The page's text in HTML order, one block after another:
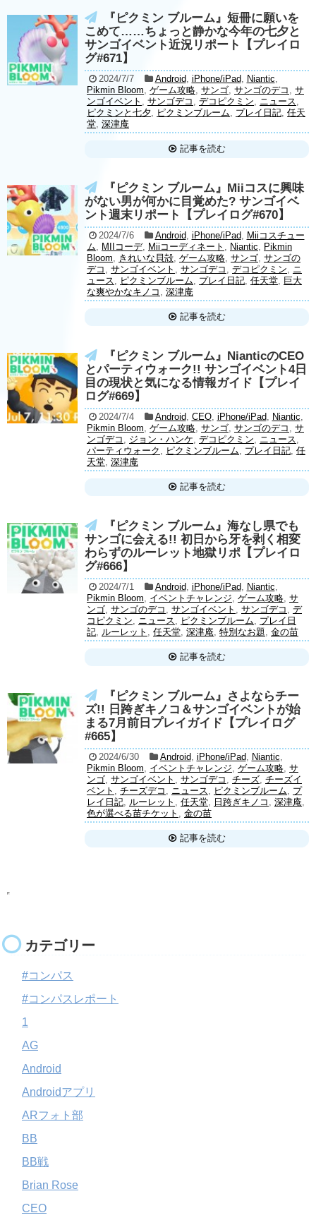
『ピクミン ブルーム』短冊に願いを
こめて……ちょっと静かな今年の七夕と
サンゴイベント近況リポート【プレイロ
グ#671】
2024/7/7 Android, iPhone/iPad, Niantic,
Pikmin Bloom, ゲーム攻略, サンゴ, サンゴのデコ , サ
ンゴイベント , サンゴデコ , デコピクミン, ニュース,
ピクミンと七夕, ピクミンブルーム, プレイ日記, 任天
堂, 深津庵
記事を読む
『ピクミン ブルーム』Miiコスに興味
がない男が何かに目覚めた? サンゴイベ
ント週末リポート【プレイログ#670】
2024/7/6 Android, iPhone/iPad, Miiコスチュー
ム, MIIコーデ, Miiコーディネート , Niantic, Pikmin
Bloom, きれいな貝殻, ゲーム攻略, サンゴ, サンゴの
デコ , サンゴイベント , サンゴデコ , デコピクミン, ニ
ュース, ピクミンブルーム, プレイ日記, 任天堂, 巨大
な爽やかなキノコ , 深津庵
記事を読む
『ピクミン ブルーム』NianticのCEO
とパーティウォーク!! サンゴイベント4日
目の現状と気になる情報ガイド【プレイ
ログ#669】
2024/7/4 Android, CEO, iPhone/iPad, Niantic,
Pikmin Bloom, ゲーム攻略, サンゴ, サンゴのデコ , サ
ンゴデコ , ジョン・ハンケ, デコピクミン, ニュース,
パーティウォーク , ピクミンブルーム, プレイ日記, 任
天堂, 深津庵
記事を読む
『ピクミン ブルーム』海なし県でも
サンゴに会える!! 初日から牙を剥く相変
わらずのルーレット地獄リポ【プレイロ
グ#666】
2024/7/1 Android, iPhone/iPad, Niantic,
Pikmin Bloom, イベントチャレンジ, ゲーム攻略, サ
ンゴ, サンゴのデコ , サンゴイベント , サンゴデコ , デ
コピクミン, ニュース, ピクミンブルーム, プレイ日
記, ルーレット , 任天堂, 深津庵, 特別なお題, 金の苗
記事を読む
『ピクミン ブルーム』さよならチー
ズ!! 日跨ぎキノコ＆サンゴイベントが始
まる7月前日プレイガイド【プレイログ
#665】
2024/6/30 Android, iPhone/iPad, Niantic,
Pikmin Bloom, イベントチャレンジ, ゲーム攻略, サ
ンゴ, サンゴイベント , サンゴデコ , チーズ, チーズイ
ベント , チーズデコ , ニュース, ピクミンブルーム, プ
レイ日記, ルーレット , 任天堂, 日跨ぎキノコ , 深津庵,
色が選べる苗チケット , 金の苗
記事を読む
カテゴリー
#コンパス
#コンパスレポート
1
AG
Android
Androidアプリ
ARフォト部
BB
BB戦
Brian Rose
CEO